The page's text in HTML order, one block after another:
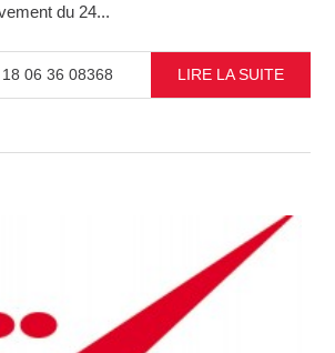
du 24...
06 36 08368 LIRE LA SUITE